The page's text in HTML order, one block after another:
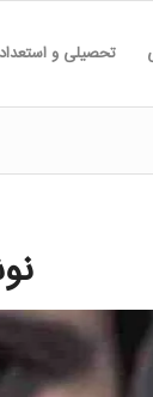
تحصیلی و